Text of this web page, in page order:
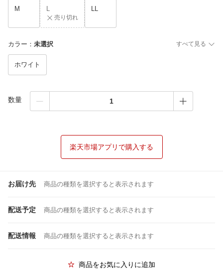
M L
売り切れ
LL
カラー ： 未選択 すべて見る
ホワイト
数量
楽天市場アプリで購入する
お届け先 商品の種類を選択すると表示されます
配送予定 商品の種類を選択すると表示されます
配送情報 商品の種類を選択すると表示されます
商品をお気に入りに追加